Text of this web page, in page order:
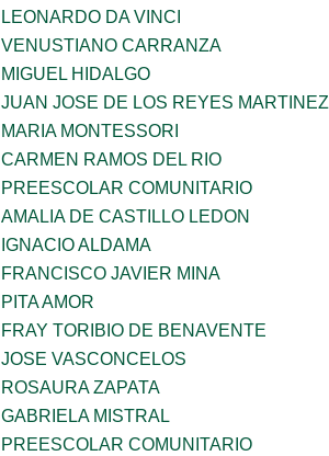
LEONARDO DA VINCI
VENUSTIANO CARRANZA
MIGUEL HIDALGO
JUAN JOSE DE LOS REYES MARTINEZ
MARIA MONTESSORI
CARMEN RAMOS DEL RIO
PREESCOLAR COMUNITARIO
AMALIA DE CASTILLO LEDON
IGNACIO ALDAMA
FRANCISCO JAVIER MINA
PITA AMOR
FRAY TORIBIO DE BENAVENTE
JOSE VASCONCELOS
ROSAURA ZAPATA
GABRIELA MISTRAL
PREESCOLAR COMUNITARIO